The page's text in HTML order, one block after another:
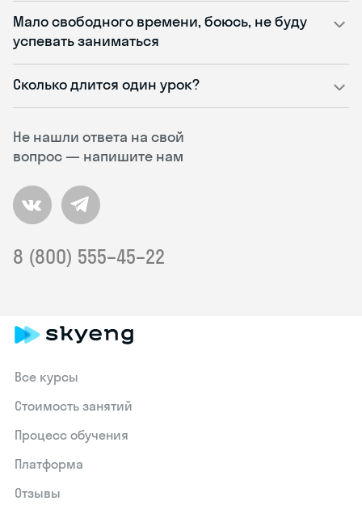
Не нашли ответа на свой
вопрос — напишите нам
8 (800) 555–45–22
Мало свободного времени, боюсь, не буду
успевать заниматься
Сколько длится один урок?
Все курсы
Стоимость занятий
Процесс обучения
Платформа
Отзывы